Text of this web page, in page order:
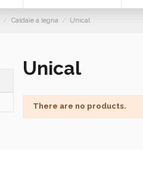
Caldaie a legna Unical
Unical
There are no products.